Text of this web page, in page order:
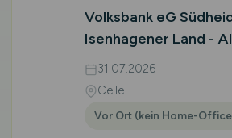
Volksbank eG
Isenhagener Land -
31.07.2026
Celle
Vor Ort (kein Home-